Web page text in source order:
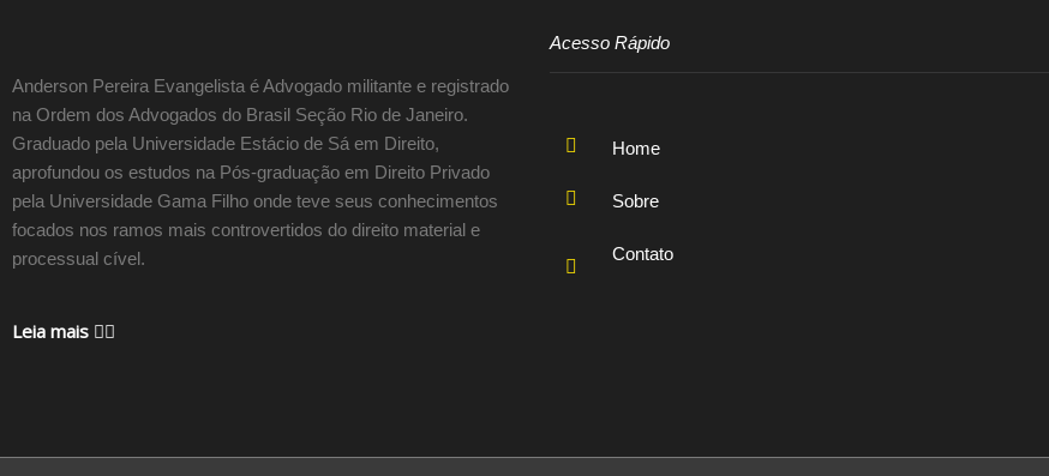
Anderson Pereira Evangelista é Advogado militante e registrado
na Ordem dos Advogados do Brasil Seção Rio de Janeiro.
Graduado pela Universidade Estácio de Sá em Direito,
aprofundou os estudos na Pós-graduação em Direito Privado
pela Universidade Gama Filho onde teve seus conhecimentos
focados nos ramos mais controvertidos do direito material e
processual cível.
Leia mais
Acesso Rápido
Home
Sobre
Contato